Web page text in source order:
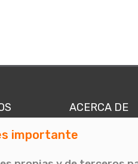
ACERCA DE
Quiénes somos
importante